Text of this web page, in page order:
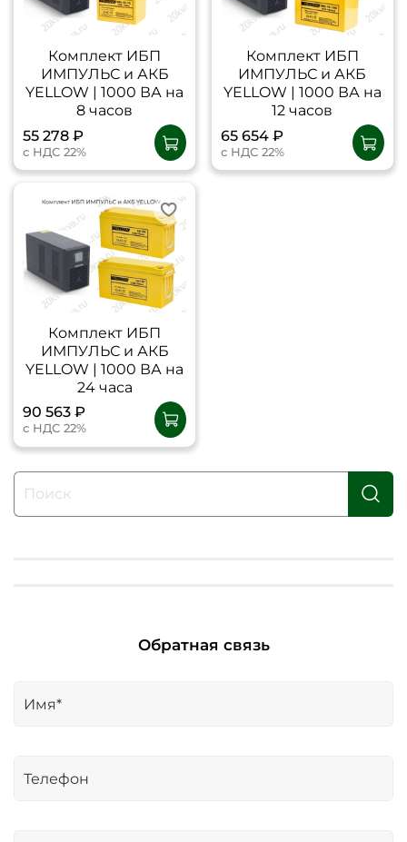
Комплект ИБП
ИМПУЛЬС и АКБ
YELLOW | 1000 ВА на
8 часов
55 278 ₽
с НДС 22%
Комплект ИБП
ИМПУЛЬС и АКБ
YELLOW | 1000 ВА на
12 часов
65 654 ₽
с НДС 22%
Комплект ИБП
ИМПУЛЬС и АКБ
YELLOW | 1000 ВА на
24 часа
90 563 ₽
с НДС 22%
Обратная связь